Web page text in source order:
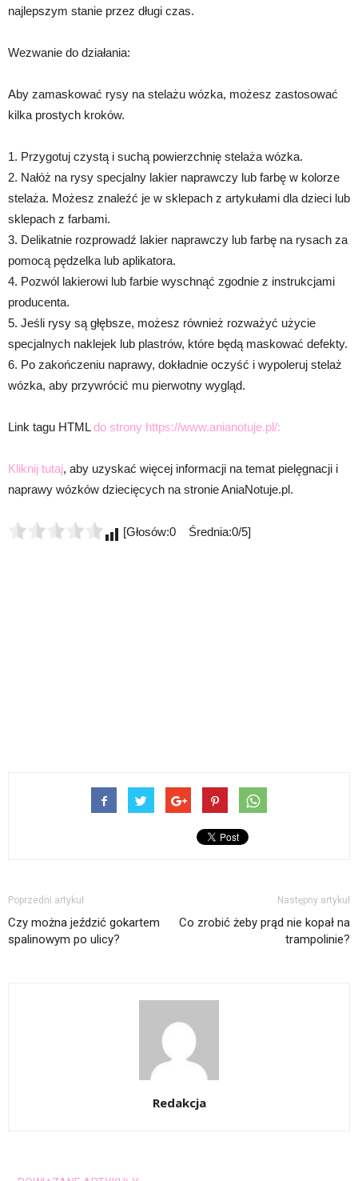
najlepszym stanie przez długi czas.
Wezwanie do działania:
Aby zamaskować rysy na stelażu wózka, możesz zastosować
kilka prostych kroków.
1. Przygotuj czystą i suchą powierzchnię stelaża wózka.
2. Nałóż na rysy specjalny lakier naprawczy lub farbę w kolorze
stelaża. Możesz znaleźć je w sklepach z artykułami dla dzieci lub
sklepach z farbami.
3. Delikatnie rozprowadź lakier naprawczy lub farbę na rysach za
pomocą pędzelka lub aplikatora.
4. Pozwól lakierowi lub farbie wyschnąć zgodnie z instrukcjami
producenta.
5. Jeśli rysy są głębsze, możesz również rozważyć użycie
specjalnych naklejek lub plastrów, które będą maskować defekty.
6. Po zakończeniu naprawy, dokładnie oczyść i wypoleruj stelaż
wózka, aby przywrócić mu pierwotny wygląd.
Link tagu HTMLdo strony https://www.anianotuje.pl/:
Kliknij tutaj, aby uzyskać więcej informacji na temat pielęgnacji i
naprawy wózków dziecięcych na stronie AniaNotuje.pl.
[Głosów:0 Średnia:0/5]
Poprzedni artykuł
Czy można jeździć gokartem
spalinowym po ulicy?
Następny artykuł
Co zrobić żeby prąd nie kopał na
trampolinie?
Redakcja